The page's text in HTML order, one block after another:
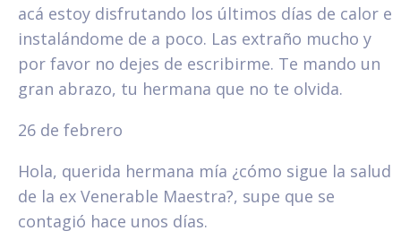
acá estoy disfrutando los últimos días de calor e
instalándome de a poco. Las extraño mucho y
por favor no dejes de escribirme. Te mando un
gran abrazo, tu hermana que no te olvida.
26 de febrero
Hola, querida hermana mía ¿cómo sigue la salud
de la ex Venerable Maestra?, supe que se
contagió hace unos días.